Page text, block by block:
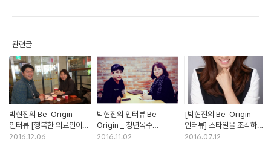
관련글
박현진의 Be-Origin
인터뷰 [행복한 의료인이
되는길 탁종석 간호사]
2016.12.06
박현진의 인터뷰 Be
Origin _ 청년목수
김동혁을 만나다
2016.11.02
[박현진의 Be-Origin
인터뷰] 스타일을 조각하는
Style PD 이진영 대표를
2016.07.12